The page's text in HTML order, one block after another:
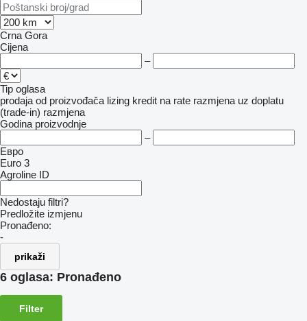
Crna Gora
Cijena
–
Tip oglasa
prodaja od proizvođača lizing kredit na rate razmjena uz doplatu
(trade-in) razmjena
Godina proizvodnje
–
Евро
Euro 3
Agroline ID
Nedostaju filtri?
Predložite izmjenu
Pronađeno:
-
prikaži
6 oglasa: Pronađeno
Filter